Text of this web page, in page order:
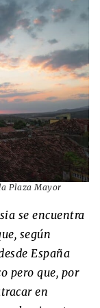
Plaza Mayor
se encuentra
según
España
pero que, por
en